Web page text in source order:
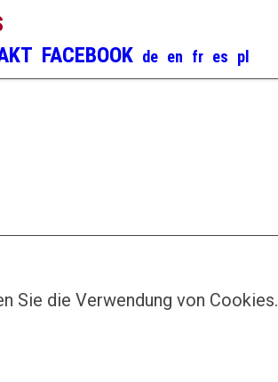
FACEBOOK
Sie die Verwendung von Cookies.